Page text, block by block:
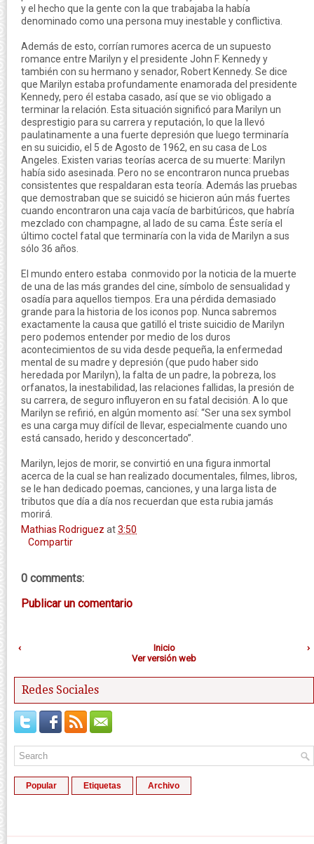
y el hecho que la gente con la que trabajaba la había
denominado como una persona muy inestable y conflictiva.
Además de esto, corrían rumores acerca de un supuesto
romance entre Marilyn y el presidente John F. Kennedy y
también con su hermano y senador, Robert Kennedy. Se dice
que Marilyn estaba profundamente enamorada del presidente
Kennedy, pero él estaba casado, así que se vio obligado a
terminar la relación. Esta situación significó para Marilyn un
desprestigio para su carrera y reputación, lo que la llevó
paulatinamente a una fuerte depresión que luego terminaría
en su suicidio, el 5 de Agosto de 1962, en su casa de Los
Angeles. Existen varias teorías acerca de su muerte: Marilyn
había sido asesinada. Pero no se encontraron nunca pruebas
consistentes que respaldaran esta teoría. Además las pruebas
que demostraban que se suicidó se hicieron aún más fuertes
cuando encontraron una caja vacía de barbitúricos, que habría
mezclado con champagne, al lado de su cama. Éste sería el
último coctel fatal que terminaría con la vida de Marilyn a sus
sólo 36 años.
El mundo entero estaba conmovido por la noticia de la muerte
de una de las más grandes del cine, símbolo de sensualidad y
osadía para aquellos tiempos. Era una pérdida demasiado
grande para la historia de los iconos pop. Nunca sabremos
exactamente la causa que gatilló el triste suicidio de Marilyn
pero podemos entender por medio de los duros
acontecimientos de su vida desde pequeña, la enfermedad
mental de su madre y depresión (que pudo haber sido
heredada por Marilyn), la falta de un padre, la pobreza, los
orfanatos, la inestabilidad, las relaciones fallidas, la presión de
su carrera, de seguro influyeron en su fatal decisión. A lo que
Marilyn se refirió, en algún momento así: “Ser una sex symbol
es una carga muy difícil de llevar, especialmente cuando uno
está cansado, herido y desconcertado”.
Marilyn, lejos de morir, se convirtió en una figura inmortal
acerca de la cual se han realizado documentales, filmes, libros,
se le han dedicado poemas, canciones, y una larga lista de
tributos que día a día nos recuerdan que esta rubia jamás
morirá.
Mathias Rodriguez at3:50
Compartir
0 comments:
Publicar un comentario
‹ ›
Inicio
Ver versión web
Redes Sociales
Popular Etiquetas Archivo